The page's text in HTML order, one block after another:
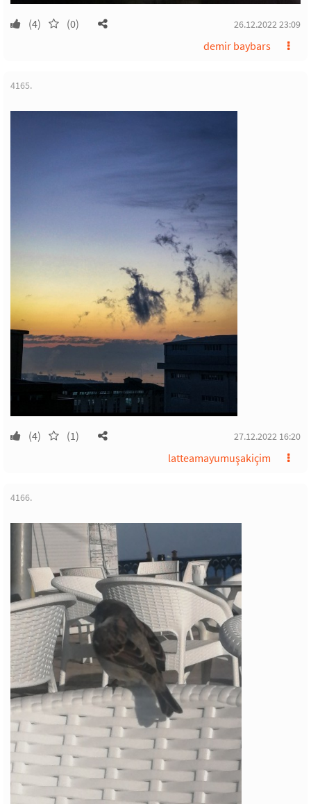
(4) (0) 26.12.2022 23:09
demir baybars
4165.
(4) (1) 27.12.2022 16:20
latteamayumuşakiçim
4166.